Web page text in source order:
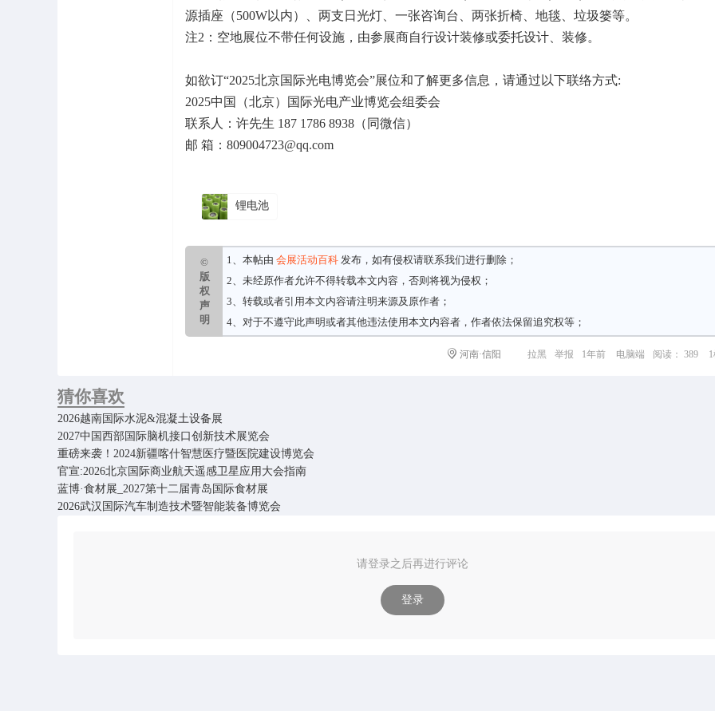
源插座（500W以内）、两支日光灯、一张咨询台、两张折椅、地毯、垃圾篓等。
注2：空地展位不带任何设施，由参展商自行设计装修或委托设计、装修。
如欲订“2025北京国际光电博览会”展位和了解更多信息，请通过以下联络方式:
2025中国（北京）国际光电产业博览会组委会
联系人：许先生 187 1786 8938（同微信）
邮 箱：809004723@qq.com
锂电池
©
版
权
声
明
1、本帖由 会展活动百科 发布，如有侵权请联系我们进行删除；
2、未经原作者允许不得转载本文内容，否则将视为侵权；
3、转载或者引用本文内容请注明来源及原作者；
4、对于不遵守此声明或者其他违法使用本文内容者，作者依法保留追究权等；
河南·信阳 拉黑 举报 1年前 电脑端 阅读： 389
猜你喜欢
2026越南国际水泥&混凝土设备展
2027中国西部国际脑机接口创新技术展览会
重磅来袭！2024新疆喀什智慧医疗暨医院建设博览会
官宣:2026北京国际商业航天遥感卫星应用大会指南
蓝博·食材展_2027第十二届青岛国际食材展
2026武汉国际汽车制造技术暨智能装备博览会
请登录之后再进行评论
登录